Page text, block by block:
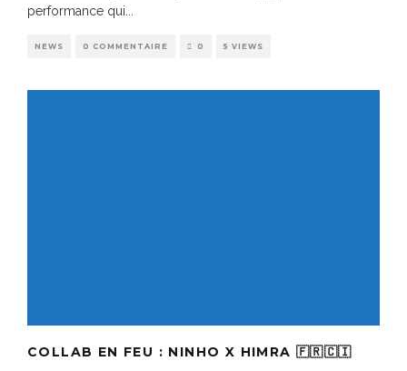
performance qui...
NEWS 0 COMMENTAIRE 0 5 VIEWS
COLLAB EN FEU : NINHO X HIMRA 🇫🇷🇨🇮